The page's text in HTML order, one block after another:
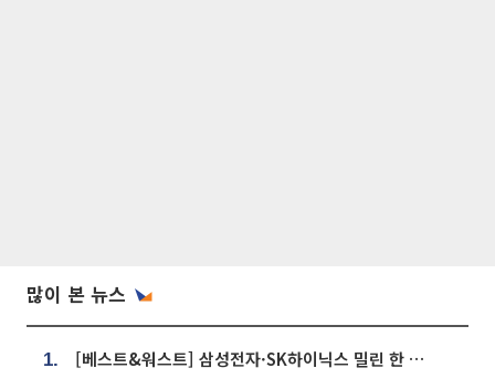
많이 본 뉴스
1. [베스트&워스트] 삼성전자·SK하이닉스 밀린 한 주…상상인증권은 85% 급등